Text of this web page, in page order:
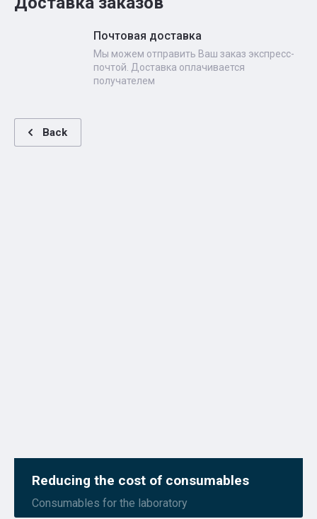
Reducing the cost of consumables
Consumables for the laboratory
Почтовая доставка
Мы можем отправить Ваш заказ экспресс-
почтой. Доставка оплачивается
получателем
Back